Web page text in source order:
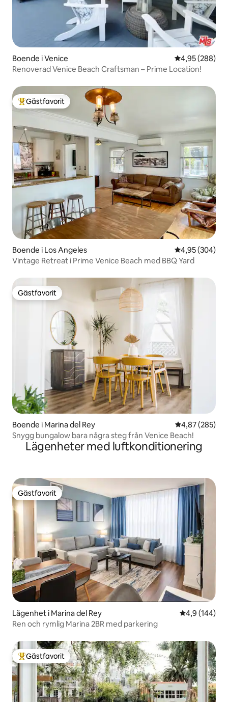
Boende i Venice 4,95 av 5 i
4,95 (288)
Renoverad Venice Beach Craftsman – Prime Location!
Populär gästfavorit
Gästfavorit
Boende i Los Angeles 4,95 av 5 i
4,95 (304)
Vintage Retreat i Prime Venice Beach med BBQ Yard
Gästfavorit
Gästfavorit
Boende i Marina del Rey 4,87 av 5 i
4,87 (285)
Snygg bungalow bara några steg från Venice Beach!
Lägenheter med luftkonditionering
Gästfavorit
Gästfavorit
Lägenhet i Marina del Rey 4,9 av 5 i
4,9 (144)
Ren och rymlig Marina 2BR med parkering
Populär gästfavorit
Gästfavorit